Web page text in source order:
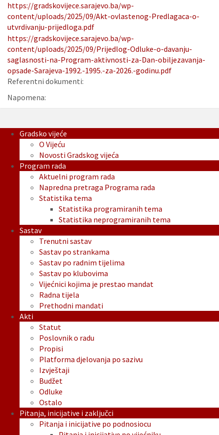
https://gradskovijece.sarajevo.ba/wp-
content/uploads/2025/09/Akt-ovlastenog-Predlagaca-o-
utvrdivanju-prijedloga.pdf
https://gradskovijece.sarajevo.ba/wp-
content/uploads/2025/09/Prijedlog-Odluke-o-davanju-
saglasnosti-na-Program-aktivnosti-za-Dan-obiljezavanja-
opsade-Sarajeva-1992.-1995.-za-2026.-godinu.pdf
Referentni dokumenti:
Napomena:
Gradsko vijeće
O Vijeću
Novosti Gradskog vijeća
Program rada
Aktuelni program rada
Napredna pretraga Programa rada
Statistika tema
Statistika programiranih tema
Statistika neprogramiranih tema
Sastav
Trenutni sastav
Sastav po strankama
Sastav po radnim tijelima
Sastav po klubovima
Vijećnici kojima je prestao mandat
Radna tijela
Prethodni mandati
Akti
Statut
Poslovnik o radu
Propisi
Platforma djelovanja po sazivu
Izvještaji
Budžet
Odluke
Ostalo
Pitanja, inicijative i zaključci
Pitanja i inicijative po podnosiocu